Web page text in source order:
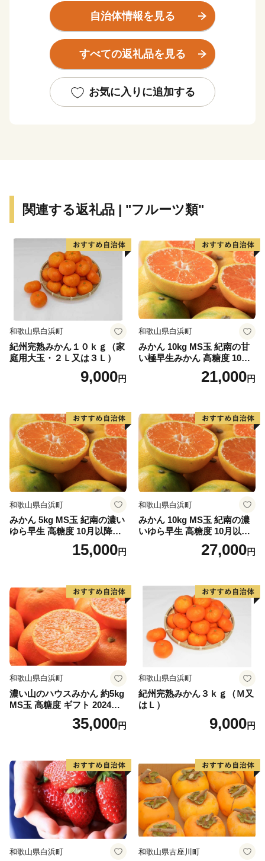
峰などの山々が連なっています。
また、三ヶ峰付近からは切目川が流れ、印南原付近から
は印南川が町の中心部を流れて太平洋に注いでいます。
印南町は歴史も古く、数々の伝説や言伝えを残す歴史遺
産が町内に多く点在するなど、観光面でも魅力を秘めた
印南町では、1億円事業として人材育成のため「かえる
推進事業」を財源に全国に類を見ない「かえる」をテー
マとしたユニークな橋（かえる橋）を建設しました。多
くの人々を招き入れ、町発展への願いを込めたもので
す。『努力、忍耐、飛躍』を象徴する ”柳に跳びつくか
える”（小野道風）をイメージし、「考える」「人をか
える」「町をかえる」「古里へかえる」「栄える」とい
う5つの”かえる”にひっかけ、ネーミングしています。
農業は、温暖な気候を活かし、ミニトマトなど野菜を中
の伊勢エビ等を対象とした刺し網漁業とアワビ、トコブ
シ、海草等の採貝漁業がおこなわれ、沖合ではイサキ、
タイ等を対象とした一本釣りやイワシ等を対象とした敷
き網（棒受け網）漁業、タチウオ、フグ等を対象とした
延べ縄漁業など、農林水産業が盛んな町です。
【印南祭り】
印南町を祭り一色に染める「印南祭り」。毎年10月2
日、日高地方の秋祭りのトップを切って行われる、宇杉
八幡と山口八幡両神社の合同秋季祭礼です。
川に飛び込み、祭装束の男衆が肩まで水につかりながら
川を渡る勇ましい祭り。一方の山口八幡神社の祭礼は6
台の屋台と神輿が登場。屋台をぶつけ合いながら印南港
まで御渡、浜辺では雑賀踊りや奴踊り、獅子舞が奉納さ
れます。
自治体情報を見る
すべての返礼品を見る
お気に入りに追加する
関連する返礼品 | "フルーツ類"
和歌山県白浜町
紀州完熟みかん１０ｋｇ（家
庭用大玉・２Ｌ又は３Ｌ）
9,000円
和歌山県白浜町
みかん 10kg MS玉 紀南の甘
い極早生みかん 高糖度 10月
以降発送 マルチ被覆栽培
21,000円
和歌山県白浜町
みかん 5kg MS玉 紀南の濃い
ゆら早生 高糖度 10月以降発
送 マルチ被覆栽培15,000円
和歌山県白浜町
みかん 10kg MS玉 紀南の濃
いゆら早生 高糖度 10月以降
発送 マルチ被覆栽培27,000円
和歌山県白浜町
濃い山のハウスみかん 約5kg
MS玉 高糖度 ギフト 2024年7
35,000円
和歌山県白浜町
紀州完熟みかん３ｋｇ（Ｍ又
はＬ）
9,000円
和歌山県白浜町 和歌山県古座川町